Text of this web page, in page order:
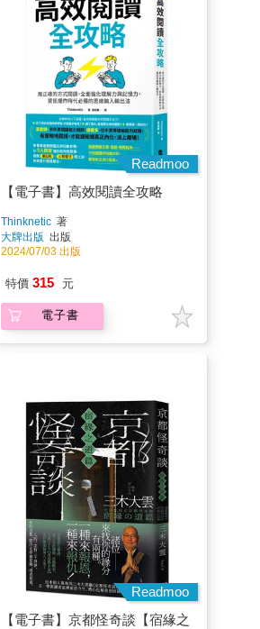
Readmoo
【電子書】高效閱讀全攻略
Thinknetic著
大牌出版 出版
2024/07/03 出版
特價 315 元
電子書
Readmoo
【電子書】京都怪奇談【宿緣之